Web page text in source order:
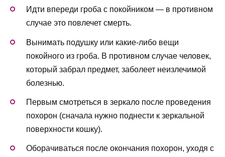
Идти впереди гроба с покойником — в противном
случае это повлечет смерть.
Вынимать подушку или какие-либо вещи
покойного из гроба. В противном случае человек,
который забрал предмет, заболеет неизлечимой
болезнью.
Первым смотреться в зеркало после проведения
похорон (сначала нужно поднести к зеркальной
поверхности кошку).
Оборачиваться после окончания похорон, уходя с